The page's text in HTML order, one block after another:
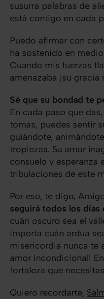
susurra palabras de
está contigo en cada
Puedo afirmar con
ha sostenido en
Cuando mis fuerzas
amenazaba ¡su gracia
Sé que su bondad te
En cada paso que
tomas, puedes sentir
guiándote,
tropiezas. Su amor
consuelo y esperanza
tribulaciones de este
Por eso, te digo,
seguirá todos los días
cuán oscuro sea el
importa cuán ardua
misericordia nunca te
amor incondicional!
fortaleza que
Quiero recordarte,